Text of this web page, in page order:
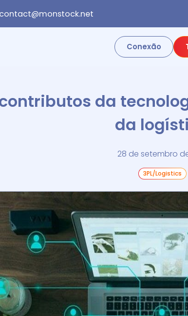
contact@monstock.net
Conexão
da
da
28 de setembro
3PL/Logistics